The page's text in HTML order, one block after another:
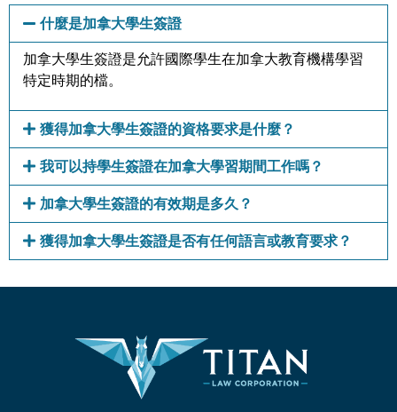
什麼是加拿大學生簽證
加拿大學生簽證是允許國際學生在加拿大教育機構學習
特定時期的檔。
獲得加拿大學生簽證的資格要求是什麼？
我可以持學生簽證在加拿大學習期間工作嗎？
加拿大學生簽證的有效期是多久？
獲得加拿大學生簽證是否有任何語言或教育要求？